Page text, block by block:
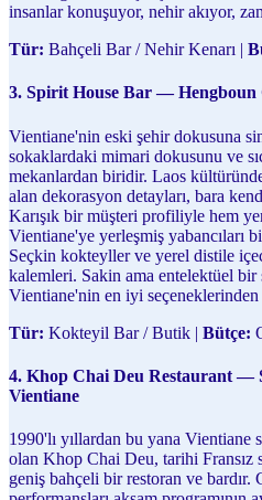
insanlar konuşuyor, nehir akıyor,
Tür: Bahçeli Bar / Nehir Kenarı |
3. Spirit House Bar — Hengboun
Vientiane'nin eski şehir dokusuna
sokaklardaki mimari dokusunu ve
mekanlardan biridir. Laos
alan dekorasyon detayları, bara
Karışık bir müşteri profiliyle hem
Vientiane'ye yerleşmiş yabancıları
Seçkin kokteyller ve yerel distile
kalemleri. Sakin ama entelektüel bir
Vientiane'nin en iyi seçeneklerinden
Tür: Kokteyil Bar / Butik | Bütçe:
4. Khop Chai Deu Restaurant —
Vientiane
1990'lı yıllardan bu yana Vientiane
olan Khop Chai Deu, tarihi Fransız
geniş bahçeli bir restoran ve